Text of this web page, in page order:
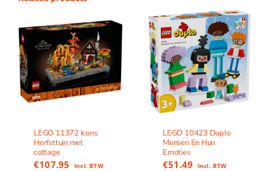
LEGO 11372 Icons
Herfsttuin met
cottage
€107.95 Incl. BTW
LEGO 10423 Duplo
Mensen En Hun
Emoties
€51.49 Incl. BTW